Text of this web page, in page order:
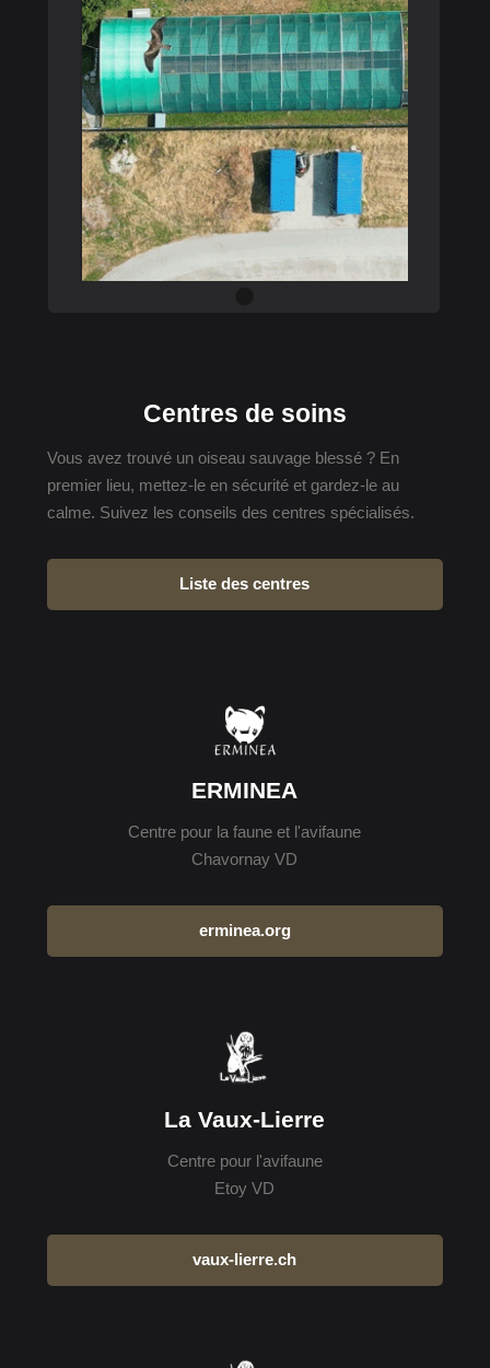
Centres de soins
Vous avez trouvé un oiseau sauvage blessé ? En
premier lieu, mettez-le en sécurité et gardez-le au
calme. Suivez les conseils des centres spécialisés.
Liste des centres
ERMINEA
Centre pour la faune et l'avifaune
Chavornay VD
erminea.org
La Vaux-Lierre
Centre pour l'avifaune
Etoy VD
vaux-lierre.ch